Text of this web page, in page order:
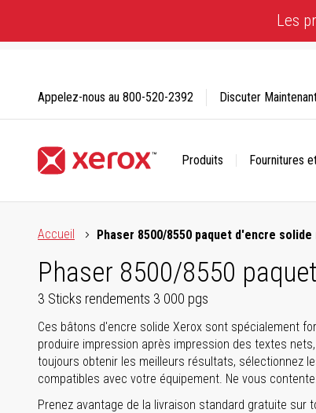
Content
Les
Produits Fournitures
Appelez-nous au 800-520-2392 Discuter
Accueil
Phaser 8500/8550 paquet d'encre
Phaser 8500/8550
3 Sticks rendements 3 000 pgs
Ces bâtons d'encre solide Xerox sont spécialement
produire impression après impression des textes
toujours obtenir les meilleurs résultats, sélectionnez
compatibles avec votre équipement. Ne vous
Prenez avantage de la livraison standard gratuite sur